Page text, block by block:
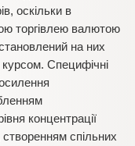
оскільки в
торгівлею валютою
на них
Специфічні
концентрації
спільних